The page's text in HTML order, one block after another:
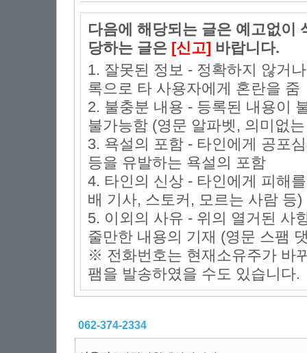
다음에 해당되는 글은 예고없이
당하는 글은 [신고] 바랍니다.
1. 잘못된 정보 - 정확하지 않거
록으로 타 사용자에게 혼란을 줌
2. 불충분 내용 - 등록된 내용이
불가능함 (영문 알파벳, 의미없
3. 욕설의 포함 - 타인에게 공포
등을 유발하는 욕설의 포함
4. 타인의 신상 - 타인에게 피해
배 기사, 스토커, 모르는 사람 등)
5. 이외의 사유 - 위의 열거된 사
줄만한 내용의 기재 (영문 스팸
※ 전화번호는 현재소유주가 바
팸을 발송하였을 수도 있습니다.
062-374-2334